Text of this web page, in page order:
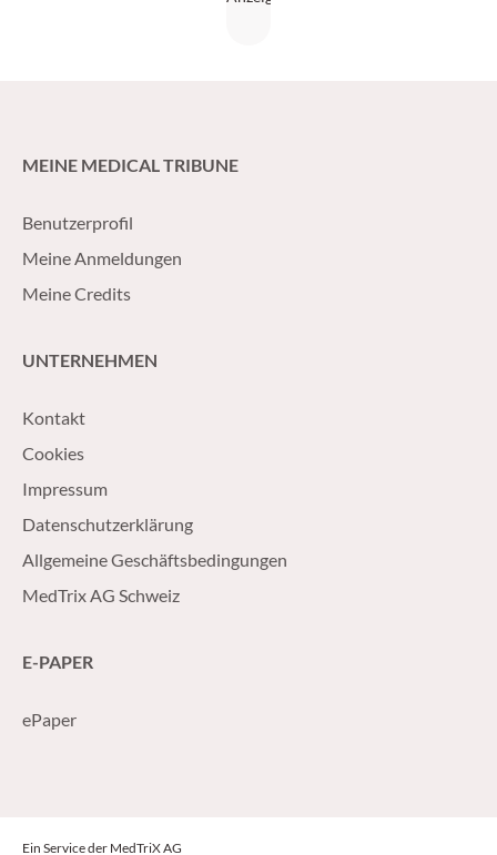
MEINE MEDICAL TRIBUNE
Benutzerprofil
Meine Anmeldungen
Meine Credits
UNTERNEHMEN
Kontakt
Cookies
Impressum
Datenschutzerklärung
Allgemeine Geschäftsbedingungen
MedTrix AG Schweiz
E-PAPER
ePaper
Ein Service der MedTriX AG